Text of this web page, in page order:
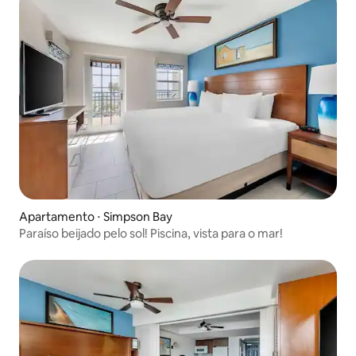
Apartamento ⋅ Simpson Bay
Paraíso beijado pelo sol! Piscina, vista para o mar!